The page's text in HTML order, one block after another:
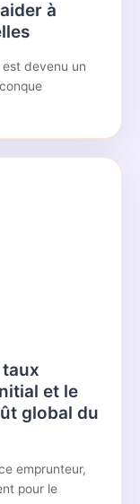
à
est devenu un
et le
global du
emprunteur,
pour le